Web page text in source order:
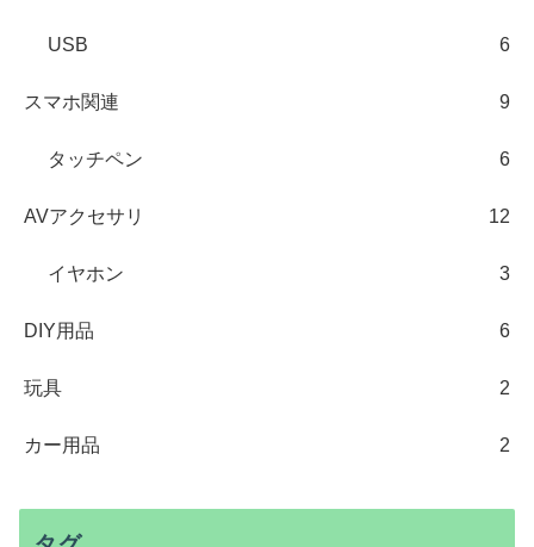
USB 6
スマホ関連 9
タッチペン 6
AVアクセサリ 12
イヤホン 3
DIY用品 6
玩具 2
カー用品 2